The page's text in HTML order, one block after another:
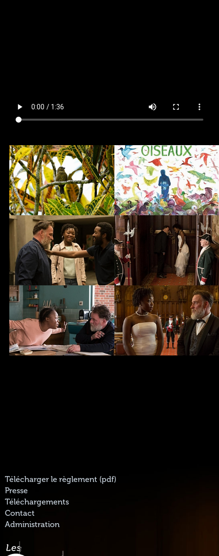
Télécharger le règlement (pdf)
Presse
Téléchargements
Contact
Administration